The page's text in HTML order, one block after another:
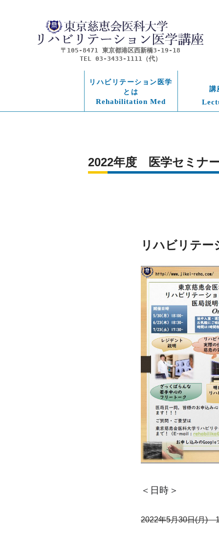
〒105-8471 東京都港区西新橋3-19-18
TEL 03-3433-1111（代）
リハビリテーション医学
とは
Rehabilitation Med
講
2022年度　医学セミナ
リハビリテー
＜日時＞
2022年5月30日(月)　